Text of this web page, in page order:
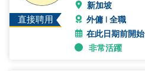
直接聘用
新加坡
外傭 | 全職
在此日期前開
非常活躍